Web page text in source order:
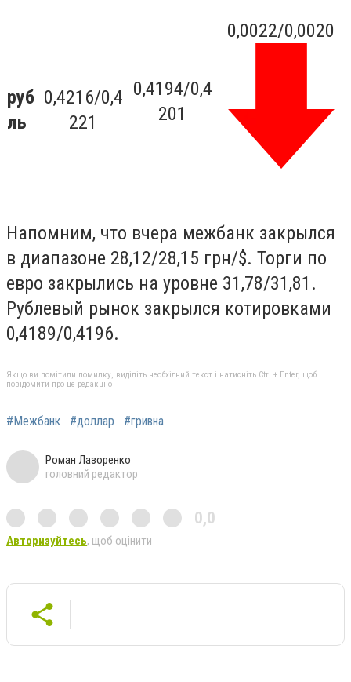
руб
ль
0,4216/0,4
221
0,4194/0,4
201
0,0022/0,0020
Напомним, что вчера межбанк закрылся
в диапазоне 28,12/28,15 грн/$. Торги по
евро закрылись на уровне 31,78/31,81.
Рублевый рынок закрылся котировками
0,4189/0,4196.
Якщо ви помітили помилку, виділіть необхідний текст і натисніть Ctrl + Enter, щоб
повідомити про це редакцію
#Межбанк #доллар #гривна
Роман Лазоренко
головний редактор
0,0
Авторизуйтесь, щоб оцінити